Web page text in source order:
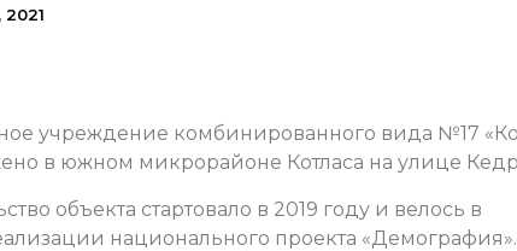
2021
учреждение комбинированного вида №17
в южном микрорайоне Котласа на улице
объекта стартовало в 2019 году и велось в
национального проекта